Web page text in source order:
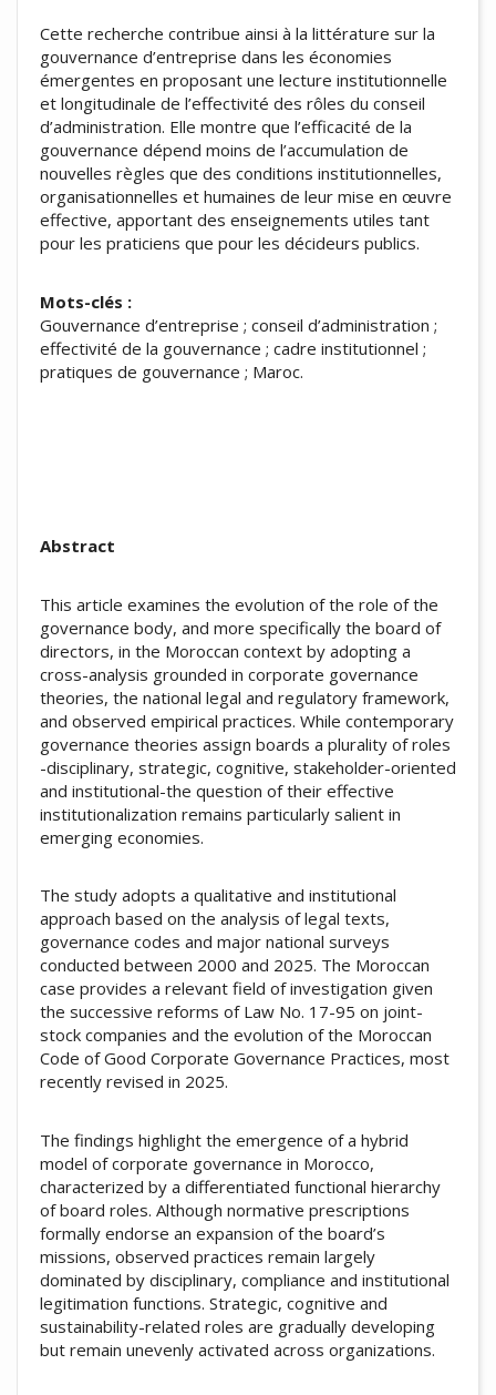
Cette recherche contribue ainsi à la littérature sur la
gouvernance d’entreprise dans les économies
émergentes en proposant une lecture institutionnelle
et longitudinale de l’effectivité des rôles du conseil
d’administration. Elle montre que l’efficacité de la
gouvernance dépend moins de l’accumulation de
nouvelles règles que des conditions institutionnelles,
organisationnelles et humaines de leur mise en œuvre
effective, apportant des enseignements utiles tant
pour les praticiens que pour les décideurs publics.
Mots-clés :
Gouvernance d’entreprise ; conseil d’administration ;
effectivité de la gouvernance ; cadre institutionnel ;
pratiques de gouvernance ; Maroc.
Abstract
This article examines the evolution of the role of the
governance body, and more specifically the board of
directors, in the Moroccan context by adopting a
cross-analysis grounded in corporate governance
theories, the national legal and regulatory framework,
and observed empirical practices. While contemporary
governance theories assign boards a plurality of roles
-disciplinary, strategic, cognitive, stakeholder-oriented
and institutional-the question of their effective
institutionalization remains particularly salient in
emerging economies.
The study adopts a qualitative and institutional
approach based on the analysis of legal texts,
governance codes and major national surveys
conducted between 2000 and 2025. The Moroccan
case provides a relevant field of investigation given
the successive reforms of Law No. 17-95 on joint-
stock companies and the evolution of the Moroccan
Code of Good Corporate Governance Practices, most
recently revised in 2025.
The findings highlight the emergence of a hybrid
model of corporate governance in Morocco,
characterized by a differentiated functional hierarchy
of board roles. Although normative prescriptions
formally endorse an expansion of the board’s
missions, observed practices remain largely
dominated by disciplinary, compliance and institutional
legitimation functions. Strategic, cognitive and
sustainability-related roles are gradually developing
but remain unevenly activated across organizations.